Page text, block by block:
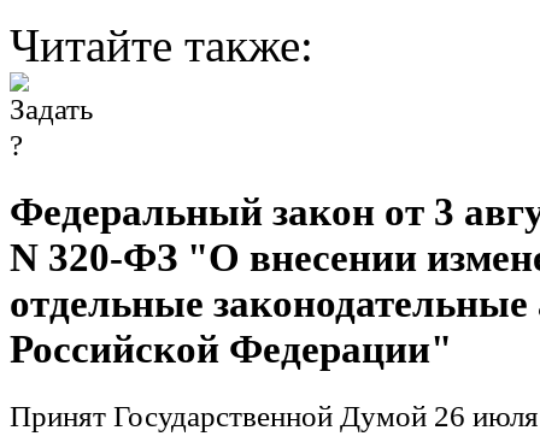
Читайте также:
Федеральный закон от 3
N 320-ФЗ "О внесении
отдельные
Российской Федерации"
Принят Государственной Думой 26